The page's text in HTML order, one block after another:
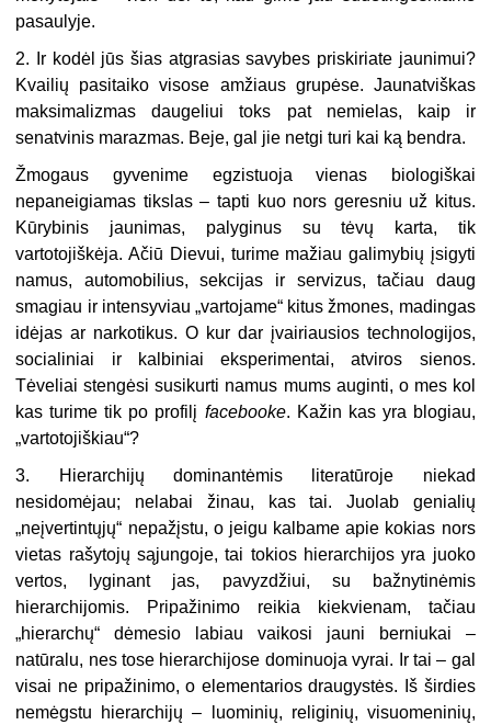
pasaulyje.
2. Ir kodėl jūs šias atgrasias savybes priskiriate jaunimui?
Kvailių pasitaiko visose amžiaus grupėse. Jaunatviškas
maksimalizmas daugeliui toks pat nemielas, kaip ir
senatvinis marazmas. Beje, gal jie netgi turi kai ką bendra.
Žmogaus gyvenime egzistuoja vienas biologiškai
nepaneigiamas tikslas – tapti kuo nors geresniu už kitus.
Kūrybinis jaunimas, palyginus su tėvų karta, tik
vartotojiškėja. Ačiū Dievui, turime mažiau galimybių įsigyti
namus, automobilius, sekcijas ir servizus, tačiau daug
smagiau ir intensyviau „vartojame“ kitus žmones, madingas
idėjas ar narkotikus. O kur dar įvairiausios technologijos,
socialiniai ir kalbiniai eksperimentai, atviros sienos.
Tėveliai stengėsi susikurti namus mums auginti, o mes kol
kas turime tik po profilį facebooke. Kažin kas yra blogiau,
„vartotojiškiau“?
3. Hierarchijų dominantėmis literatūroje niekad
nesidomėjau; nelabai žinau, kas tai. Juolab genialių
„neįvertintųjų“ nepažįstu, o jeigu kalbame apie kokias nors
vietas rašytojų sąjungoje, tai tokios hierarchijos yra juoko
vertos, lyginant jas, pavyzdžiui, su bažnytinėmis
hierarchijomis. Pripažinimo reikia kiekvienam, tačiau
„hierarchų“ dėmesio labiau vaikosi jauni berniukai –
natūralu, nes tose hierarchijose dominuoja vyrai. Ir tai – gal
visai ne pripažinimo, o elementarios draugystės. Iš širdies
nemėgstu hierarchijų – luominių, religinių, visuomeninių,